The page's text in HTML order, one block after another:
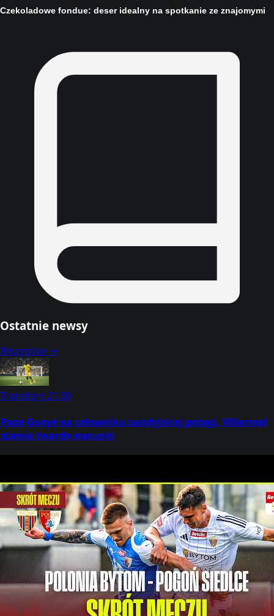
Ostatnie newsy
Wszystkie →
Transfery21:30
Pape Gueye na celowniku saudyjskiej potęgi. Villarreal
stawia twarde warunki